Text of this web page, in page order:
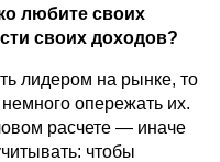
любите своих
своих доходов?
лидером на рынке, то
опережать их.
расчете — иначе
чтобы